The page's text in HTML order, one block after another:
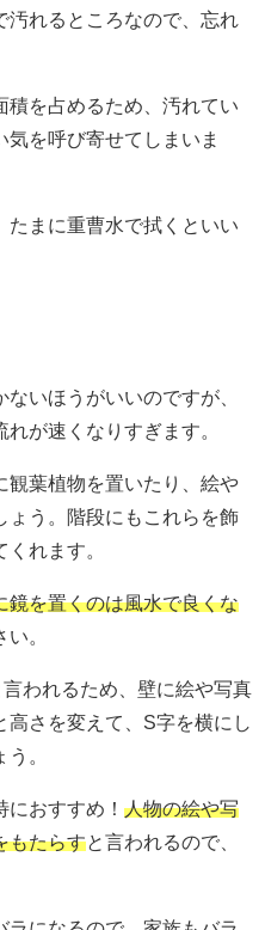
汚れるところなので、忘れ
積を占めるため、汚れてい
気を呼び寄せてしまいま
たまに重曹水で拭くといい
いほうがいいのですが、
が速くなりすぎます。
観葉植物を置いたり、絵や
ょう。階段にもこれらを飾
れます。
鏡を置くのは風水で良くな
。
われるため、壁に絵や写真
さを変えて、S字を横にし
。
おすすめ！ 人物の絵や写
もたらすと言われるので、